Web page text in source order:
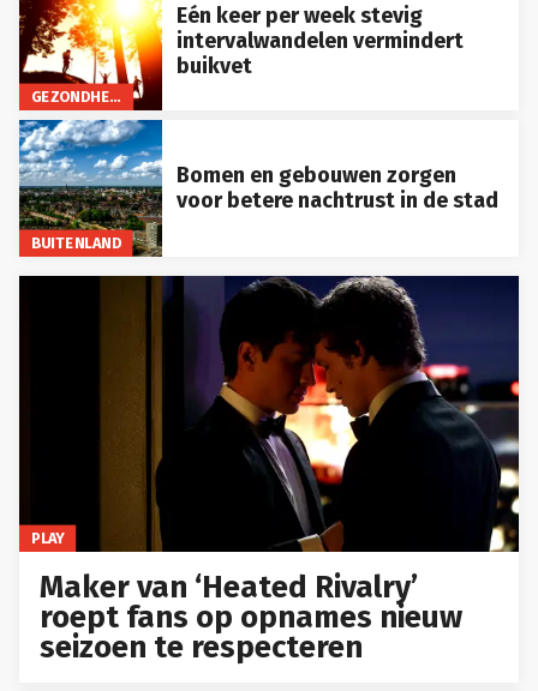
GEZONDHEID
Eén keer per week stevig
intervalwandelen vermindert
buikvet
BUITENLAND
Bomen en gebouwen zorgen
voor betere nachtrust in de stad
PLAY
Maker van ‘Heated Rivalry’
roept fans op opnames nieuw
seizoen te respecteren